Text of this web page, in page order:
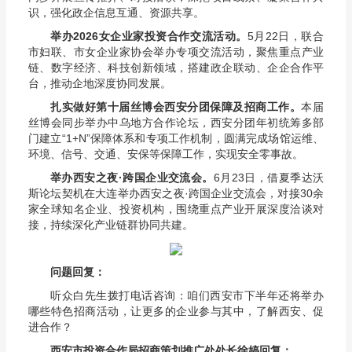
识，强化政企信息互通、资源共享。
举办2026女企业家投资合作交流活动。 5月22日，联合
市妇联、市女企业家协会举办专项交流活动，聚焦重点产业
链、数字经济、科技创新领域，搭建政企联动、企企合作平
台，推动企地深度协同发展。
扎实做好第十届丝博会西安分团保障及招商工作。本届
丝博会同步举办中乌地方合作论坛，西安分团年初统筹多部
门建立“1+N”保障体系和专项工作机制，圆满完成场馆运维、
环境、信号、交通、安保等保障工作，实现安全零事故。
举办西安之夜·跨国企业交流会。 6月23日，借夏季达沃
斯论坛契机在大连举办西安之夜·跨国企业交流会，对接30余
家全球知名企业、投资机构，围绕重点产业开展深度洽谈对
接，持续深化产业链群协同共建。
问题回复：
听众白先生拨打电话咨询：咱们西安市下半年还将举办
哪些特色招商活动，让更多的企业参与其中，了解西安、促
进合作？